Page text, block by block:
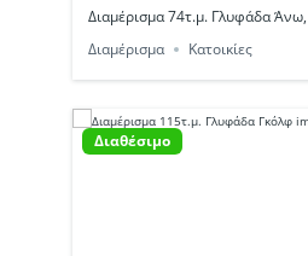
Διαμέρισμα 74τ.μ. Γλυφάδα
Διαμέρισμα
Κατοικίες
Διαθέσιμο